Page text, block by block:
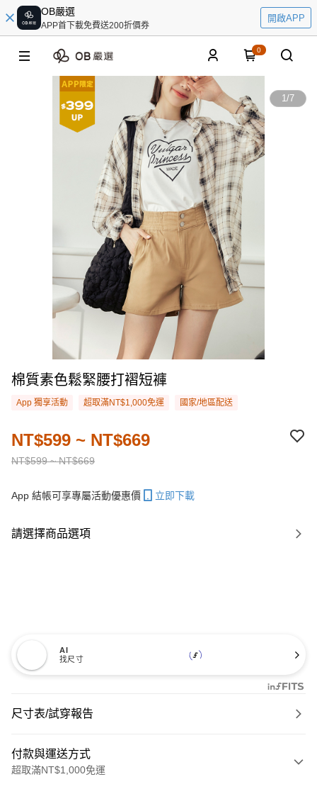
OB嚴選
APP首下載免費送200折價券
開啟APP
0
1/7
棉質素色鬆緊腰打褶短褲
App 獨享活動 超取滿NT$1,000免運 國家/地區配送
NT$599 ~ NT$669
NT$599 ~ NT$669
App 結帳可享專屬活動優惠價 立即下載
請選擇商品選項
AI
找尺寸
尺寸表/試穿報告
付款與運送方式
超取滿NT$1,000免運